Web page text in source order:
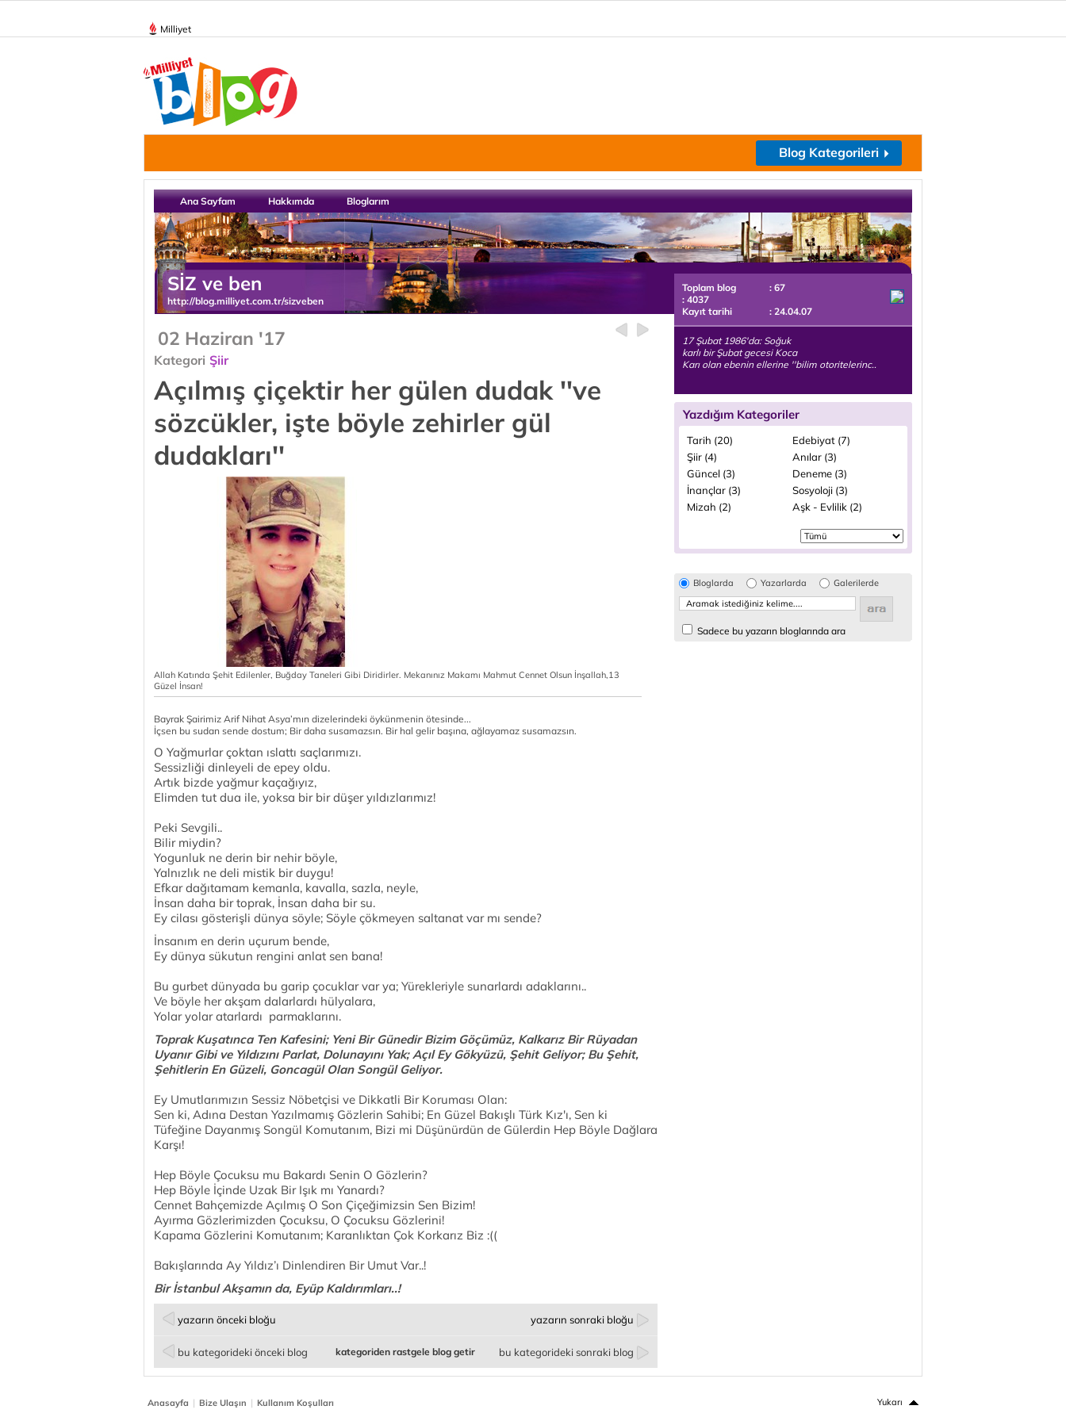
Milliyet
Blog Kategorileri
Ana Sayfam Hakkımda Bloglarım
SİZ ve ben
http://blog.milliyet.com.tr/sizveben
02 Haziran '17
Kategori Şiir
Açılmış çiçektir her gülen dudak ''ve
sözcükler, işte böyle zehirler gül
dudakları''
Allah Katında Şehit Edilenler, Buğday Taneleri Gibi Diridirler. Mekanınız Makamı Mahmut Cennet Olsun İnşallah,13
Güzel İnsan!
Bayrak Şairimiz Arif Nihat Asya’mın dizelerindeki öykünmenin ötesinde...
İçsen bu sudan sende dostum; Bir daha susamazsın. Bir hal gelir başına, ağlayamaz susamazsın.
O Yağmurlar çoktan ıslattı saçlarımızı.
Sessizliği dinleyeli de epey oldu.
Artık bizde yağmur kaçağıyız,
Elimden tut dua ile, yoksa bir bir düşer yıldızlarımız!
Peki Sevgili..
Bilir miydin?
Yogunluk ne derin bir nehir böyle,
Yalnızlık ne deli mistik bir duygu!
Efkar dağıtamam kemanla, kavalla, sazla, neyle,
İnsan daha bir toprak, İnsan daha bir su.
Ey cilası gösterişli dünya söyle; Söyle çökmeyen saltanat var mı sende?
İnsanım en derin uçurum bende,
Ey dünya sükutun rengini anlat sen bana!
Bu gurbet dünyada bu garip çocuklar var ya; Yürekleriyle sunarlardı adaklarını..
Ve böyle her akşam dalarlardı hülyalara,
Yolar yolar atarlardı parmaklarını.
Toprak Kuşatınca Ten Kafesini; Yeni Bir Günedir Bizim Göçümüz, Kalkarız Bir Rüyadan
Uyanır Gibi ve Yıldızını Parlat, Dolunayını Yak; Açıl Ey Gökyüzü, Şehit Geliyor; Bu Şehit,
Şehitlerin En Güzeli, Goncagül Olan Songül Geliyor.
Ey Umutlarımızın Sessiz Nöbetçisi ve Dikkatli Bir Koruması Olan:
Sen ki, Adına Destan Yazılmamış Gözlerin Sahibi; En Güzel Bakışlı Türk Kız'ı, Sen ki
Tüfeğine Dayanmış Songül Komutanım, Bizi mi Düşünürdün de Gülerdin Hep Böyle Dağlara
Karşı!
Hep Böyle Çocuksu mu Bakardı Senin O Gözlerin?
Hep Böyle İçinde Uzak Bir Işık mı Yanardı?
Cennet Bahçemizde Açılmış O Son Çiçeğimizsin Sen Bizim!
Ayırma Gözlerimizden Çocuksu, O Çocuksu Gözlerini!
Kapama Gözlerini Komutanım; Karanlıktan Çok Korkarız Biz :((
Bakışlarında Ay Yıldız’ı Dinlendiren Bir Umut Var..!
Bir İstanbul Akşamın da, Eyüp Kaldırımları..!
yazarın önceki bloğu yazarın sonraki bloğu
bu kategorideki önceki blog bu kategorideki sonraki blog
kategoriden rastgele blog getir
Toplam blog
: 67
: 4037
Kayıt tarihi
: 24.04.07
17 Şubat 1986'da: Soğuk
karlı bir Şubat gecesi Koca
Karı olan ebenin ellerine ''bilim otoritelerinc..
Yazdığım Kategoriler
Tarih (20)
Edebiyat (7)
Şiir (4)
Anılar (3)
Güncel (3)
Deneme (3)
İnançlar (3)
Sosyoloji (3)
Mizah (2)
Aşk - Evlilik (2)
Bloglarda Yazarlarda Galerilerde
Sadece bu yazarın bloglarında ara
Anasayfa | Bize Ulaşın | Kullanım Koşulları Yukarı